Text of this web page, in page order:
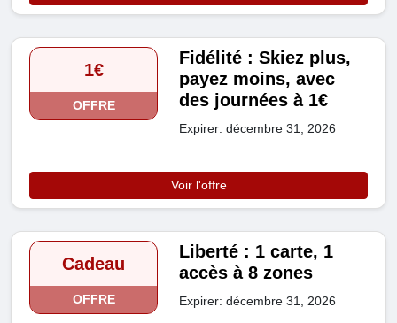
1€
OFFRE
Fidélité : Skiez plus,
payez moins, avec
des journées à 1€
Expirer: décembre 31, 2026
Voir l'offre
Cadeau
OFFRE
Liberté : 1 carte, 1
accès à 8 zones
Expirer: décembre 31, 2026